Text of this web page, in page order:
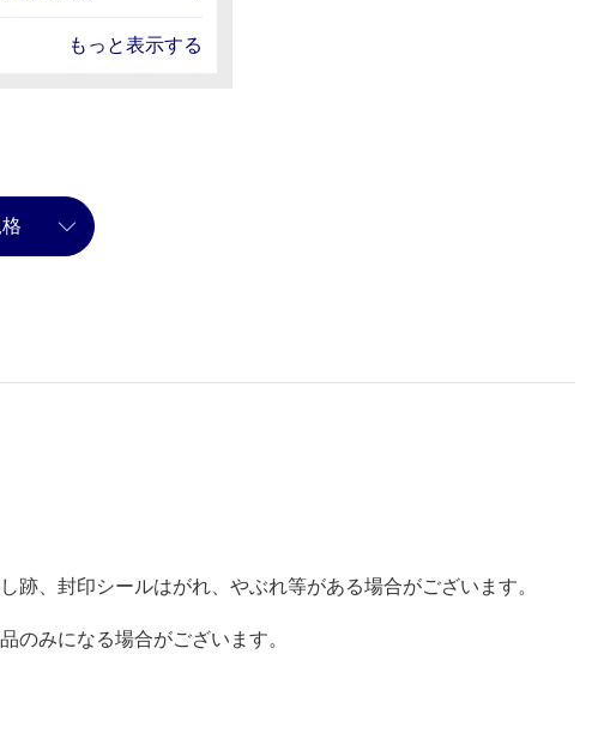
もっと表示する
、封印シールはがれ、やぶれ等がある場合がございます。
のみになる場合がございます。